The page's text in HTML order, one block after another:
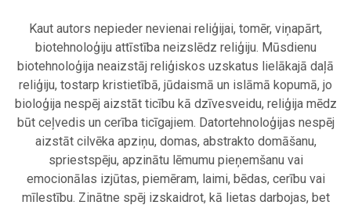
Kaut autors nepieder nevienai reliģijai, tomēr, viņapārt,
biotehnoloģiju attīstība neizslēdz reliģiju. Mūsdienu
biotehnoloģija neaizstāj reliģiskos uzskatus lielākajā daļā
reliģiju, tostarp kristietībā, jūdaismā un islāmā kopumā, jo
bioloģija nespēj aizstāt ticību kā dzīvesveidu, reliģija mēdz
būt ceļvedis un cerība ticīgajiem. Datortehnoloģijas nespēj
aizstāt cilvēka apziņu, domas, abstrakto domāšanu,
spriestspēju, apzinātu lēmumu pieņemšanu vai
emocionālas izjūtas, piemēram, laimi, bēdas, cerību vai
mīlestību. Zinātne spēj izskaidrot, kā lietas darbojas, bet